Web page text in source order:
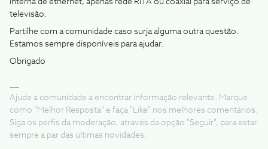
televisão.
Partilhe com a comunidade caso surja alguma outra questão.
Estamos sempre disponíveis para ajudar.
Obrigado
Ajude a comunidade a encontrar informação relevante. Marque
como "Melhor Resposta" e faça "Like" nos melhores comentários.
Siga os perfis da moderação, através da opção "Seguir", para estar
sempre a par das ultimas novidades.